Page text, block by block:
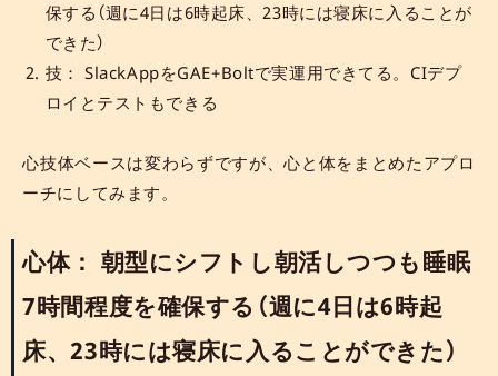
保する（週に4日は6時起床、23時には寝床に入ることが
できた）
技： SlackAppをGAE+Boltで実運用できてる。CIデプ
ロイとテストもできる
心技体ベースは変わらずですが、心と体をまとめたアプロ
ーチにしてみます。
心体： 朝型にシフトし朝活しつつも睡眠
7時間程度を確保する（週に4日は6時起
床、23時には寝床に入ることができた）